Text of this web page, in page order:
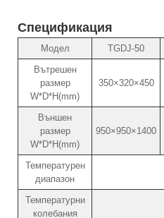
Спецификация
Модел TGDJ-50
Вътрешен
размер
W*D*H(mm)
350×320×450
Външен
размер
W*D*H(mm)
950×950×1400
Температурен
диапазон
Температурни
колебания